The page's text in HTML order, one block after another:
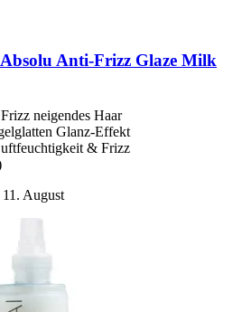
Absolu Anti-​Frizz Glaze Milk
neigendes Haar
Glanz-Effekt
& Frizz
August